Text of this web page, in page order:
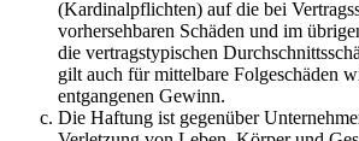
(Kardinalpflichten) auf die bei
vorhersehbaren Schäden und im
die vertragstypischen
gilt auch für mittelbare Folgeschäden
entgangenen Gewinn.
Die Haftung ist gegenüber